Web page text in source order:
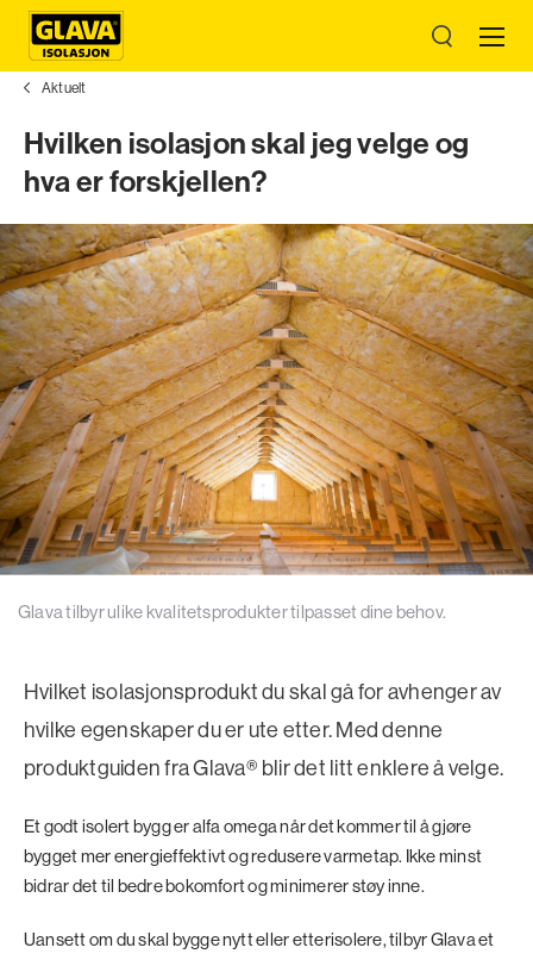
Aktuelt
Hvilken isolasjon skal jeg velge og
hva er forskjellen?
Glava tilbyr ulike kvalitetsprodukter tilpasset dine behov.
Hvilket isolasjonsprodukt du skal gå for avhenger av
hvilke egenskaper du er ute etter. Med denne
produktguiden fra Glava® blir det litt enklere å velge.
Et godt isolert bygg er alfa omega når det kommer til å gjøre
bygget mer energieffektivt og redusere varmetap. Ikke minst
bidrar det til bedre bokomfort og minimerer støy inne.
Uansett om du skal bygge nytt eller etterisolere, tilbyr Glava et